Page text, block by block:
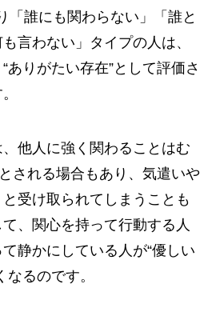
誰にも関わらない」「誰と
言わない」タイプの人は、
ありがたい存在”として評価さ
他人に強く関わることはむ
される場合もあり、気遣いや
受け取られてしまうことも
、関心を持って行動する人
静かにしている人が“優しい
なるのです。